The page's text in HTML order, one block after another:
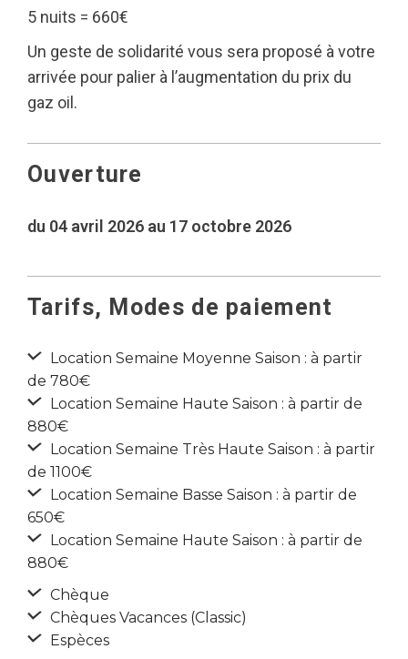
5 nuits = 660€
Un geste de solidarité vous sera proposé à votre
arrivée pour palier à l’augmentation du prix du
gaz oil.
Ouverture
du 04 avril 2026 au 17 octobre 2026
Tarifs, Modes de paiement
Location Semaine Moyenne Saison : à partir
de 780€
Location Semaine Haute Saison : à partir de
880€
Location Semaine Très Haute Saison : à partir
de 1100€
Location Semaine Basse Saison : à partir de
650€
Location Semaine Haute Saison : à partir de
880€
Chèque
Chèques Vacances (Classic)
Espèces